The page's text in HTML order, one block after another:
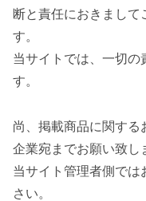
断と責任におきまして
す。
当サイトでは、一切の
す。
尚、掲載商品に関する
企業宛までお願い致し
当サイト管理者側で
さい。